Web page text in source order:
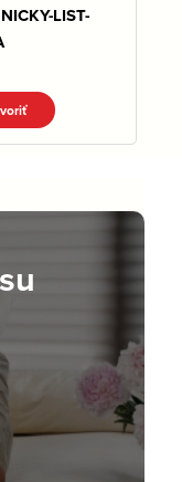
LIST-